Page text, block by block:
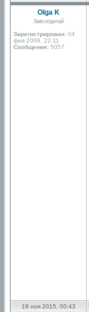
Olga K
Завсегдатай
Зарегистрирован: 04
фев 2009, 22:11
Сообщения: 5057
19 ноя 2015, 00:43